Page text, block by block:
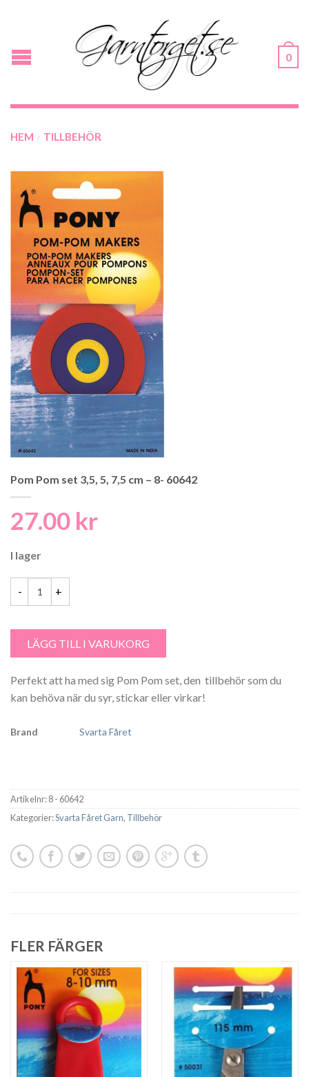
0
HEM / TILLBEHÖR
Pom Pom set 3,5, 5, 7,5 cm – 8- 60642
27.00 kr
I lager
LÄGG TILL I VARUKORG
Perfekt att ha med sig Pom Pom set, den tillbehör som du
kan behöva när du syr, stickar eller virkar!
Brand Svarta Fåret
Artikelnr:8 - 60642
Kategorier:Svarta Fåret Garn, Tillbehör
FLER FÄRGER